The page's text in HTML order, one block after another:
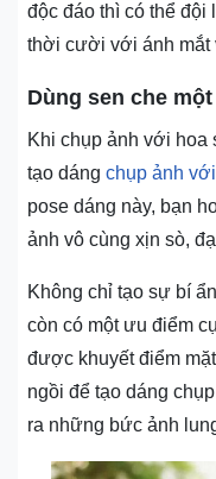
độc đáo thì có thể đội
thời cười với ánh mắt
Dùng sen che
Khi chụp ảnh với hoa
tạo dáng chụp ảnh
pose dáng này, bạn
ảnh vô cùng xịn sò,
Không chỉ tạo sự bí
còn có một ưu điểm
được khuyết điểm
ngồi để tạo dáng
ra những bức ảnh